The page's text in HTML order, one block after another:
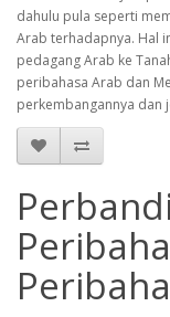
dahulu pula seperti
Arab terhadapnya. Hal
pedagang Arab ke
peribahasa Arab dan
perkembangannya dan